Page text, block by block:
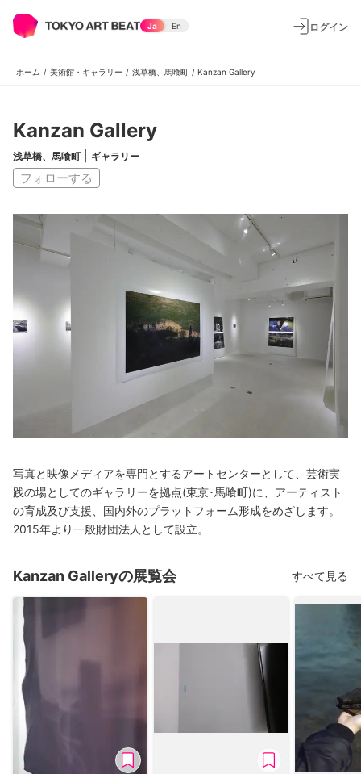
Ja En ログイン
ホーム / 美術館・ギャラリー / 浅草橋、馬喰町 / Kanzan Gallery
Kanzan Gallery
浅草橋、馬喰町| ギャラリー
フォローする
写真と映像メディアを専門とするアートセンターとして、芸術実
践の場としてのギャラリーを拠点(東京･馬喰町)に、アーティスト
の育成及び支援、国内外のプラットフォーム形成をめざします。
2015年より一般財団法人として設立。
Kanzan Galleryの展覧会 すべて見る